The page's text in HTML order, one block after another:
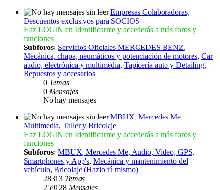
Empresas Colaboradoras,
Descuentos exclusivos para SOCIOS
Haz LOGIN en Identificarme y accederás a más foros y
funciones
Subforos: Servicios Oficiales MERCEDES BENZ,
Mecánica, chapa, neumáticos y potenciación de motores, Car
audio, electrónica y multimedia, Tapicería auto y Detailing,
Repuestos y accesorios
0 Temas
0 Mensajes
No hay mensajes
MBUX, Mercedes Me,
Multimedia, Taller y Bricolaje
Haz LOGIN en Identificarme y accederás a más foros y
funciones
Subforos: MBUX, Mercedes Me, Audio, Video, GPS,
Smartphones y App's, Mecánica y mantenimiento del
vehículo, Bricolaje (Hazlo tú mismo)
28313 Temas
259128 Mensajes